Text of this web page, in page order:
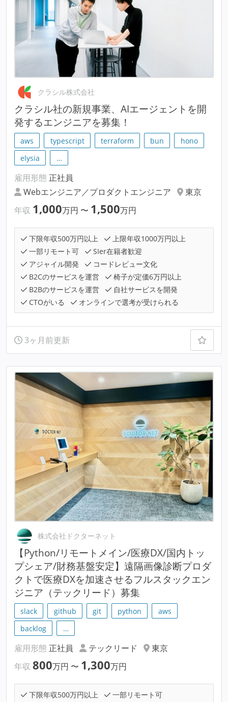
クラシル株式会社
クラシル社の新規事業、AIエージェントを開
発するエンジニアを募集！
aws typescript terraform bun
hono
elysia
…
雇用形態 正社員
Webエンジニア／プロダクトエンジニア
東京
年収 1,000万円 〜 1,500万円
下限年収500万円以上
上限年収1000万円以上
一部リモート可
SIer在籍者歓迎
アジャイル開発
コードレビュー文化
B2Cのサービスを運営
椅子が定価6万円以上
B2Bのサービスを運営
自社サービスを開発
CTOがいる
オンラインで選考が受けられる
3ヶ月前更新
株式会社ドクターネット
【Python/リモートメイン/医療DX/国内トッ
プシェア/財務基盤安定】遠隔画像診断プロダ
クトで医療DXを加速させるフルスタックエン
ジニア（テックリード）募集
slack github git python
aws
backlog
…
雇用形態 正社員 テックリード
東京
年収 800万円 〜 1,300万円
下限年収500万円以上
一部リモート可